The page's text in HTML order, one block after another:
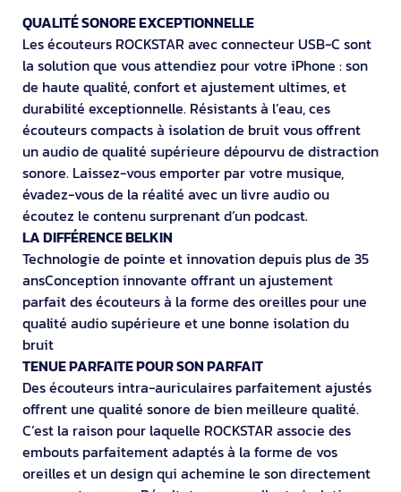
QUALITÉ SONORE EXCEPTIONNELLE
Les écouteurs ROCKSTAR avec connecteur USB-C sont
la solution que vous attendiez pour votre iPhone : son
de haute qualité, confort et ajustement ultimes, et
durabilité exceptionnelle. Résistants à l’eau, ces
écouteurs compacts à isolation de bruit vous offrent
un audio de qualité supérieure dépourvu de distraction
sonore. Laissez-vous emporter par votre musique,
évadez-vous de la réalité avec un livre audio ou
écoutez le contenu surprenant d’un podcast.
LA DIFFÉRENCE BELKIN
Technologie de pointe et innovation depuis plus de 35
ansConception innovante offrant un ajustement
parfait des écouteurs à la forme des oreilles pour une
qualité audio supérieure et une bonne isolation du
bruit
TENUE PARFAITE POUR SON PARFAIT
Des écouteurs intra-auriculaires parfaitement ajustés
offrent une qualité sonore de bien meilleure qualité.
C’est la raison pour laquelle ROCKSTAR associe des
embouts parfaitement adaptés à la forme de vos
oreilles et un design qui achemine le son directement